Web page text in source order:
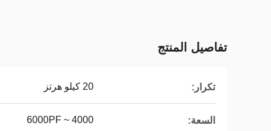
تفاصيل المنتج
تكرار: 20 كيلو هرتز
السعة: 4000 ~ 6000PF